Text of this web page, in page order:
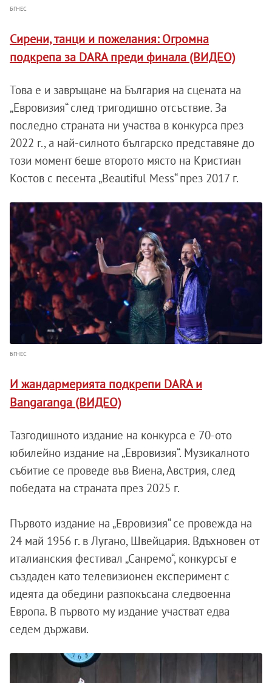
БГНЕС
Сирени, танци и пожелания: Огромна
подкрепа за DARA преди финала (ВИДЕО)
Това е и завръщане на България на сцената на
„Евровизия“ след тригодишно отсъствие. За
последно страната ни участва в конкурса през
2022 г., а най-силното българско представяне до
този момент беше второто място на Кристиан
Костов с песента „Beautiful Mess“ през 2017 г.
БГНЕС
И жандармерията подкрепи DARA и
Bangaranga (ВИДЕО)
Тазгодишното издание на конкурса е 70-ото
юбилейно издание на „Евровизия“. Музикалното
събитие се проведе във Виена, Австрия, след
победата на страната през 2025 г.
Първото издание на „Евровизия“ се провежда на
24 май 1956 г. в Лугано, Швейцария. Вдъхновен от
италианския фестивал „Санремо“, конкурсът е
създаден като телевизионен експеримент с
идеята да обедини разпокъсана следвоенна
Европа. В първото му издание участват едва
седем държави.